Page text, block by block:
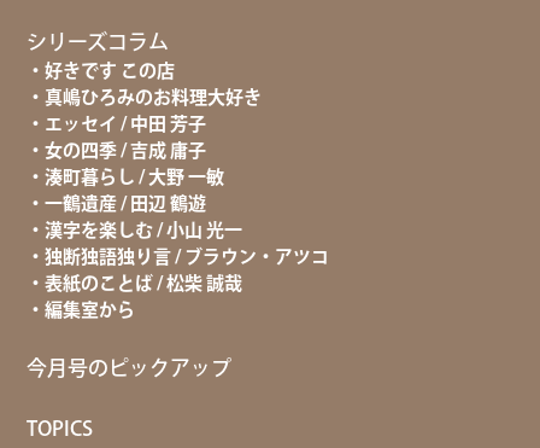
シリーズコラム
好きです この店
真嶋ひろみのお料理大好き
エッセイ / 中田 芳子
女の四季 / 吉成 庸子
湊町暮らし / 大野 一敏
一鶴遺産 / 田辺 鶴遊
漢字を楽しむ / 小山 光一
独断独語独り言 / ブラウン・アツコ
表紙のことば / 松柴 誠哉
編集室から
今月号のピックアップ
TOPICS